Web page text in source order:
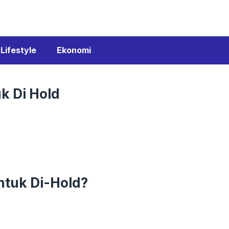
Lifestyle Ekonomi
Di Hold
Di-Hold?